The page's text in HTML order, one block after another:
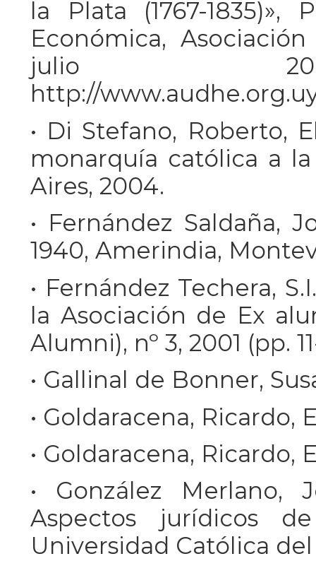
la Plata (1767-
Económica,
julio
http://
• Di Stefano, Roberto,
monarquía católica a
Aires, 2004.
• Fernández Saldaña,
1940, Amerindia,
• Fernández Techera,
la Asociación de Ex
Alumni), nº 3, 2001 (pp.
• Gallinal de Bonner,
• Goldaracena, Ricardo,
• Goldaracena, Ricardo,
• González Merlano,
Aspectos jurídicos
Universidad Católica